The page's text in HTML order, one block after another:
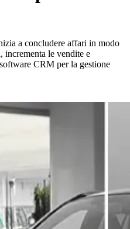
a concludere affari in modo
incrementa le vendite e
CRM per la gestione